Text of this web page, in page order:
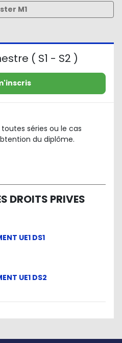
M1
( S1 - S2 )
séries ou le cas
du diplôme.
DROITS PRIVES
UE1 DS1
UE1 DS2